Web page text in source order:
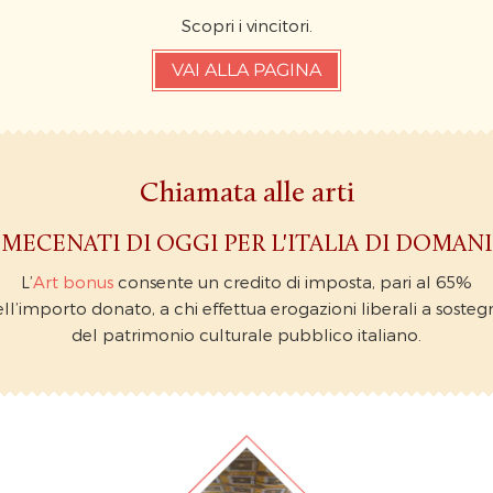
Scopri i vincitori.
VAI ALLA PAGINA
Chiamata alle arti
MECENATI DI OGGI PER L'ITALIA DI DOMANI
L’Art bonus consente un credito di imposta, pari al 65%
donato, a chi effettua erogazioni liberali a
del patrimonio culturale pubblico italiano.